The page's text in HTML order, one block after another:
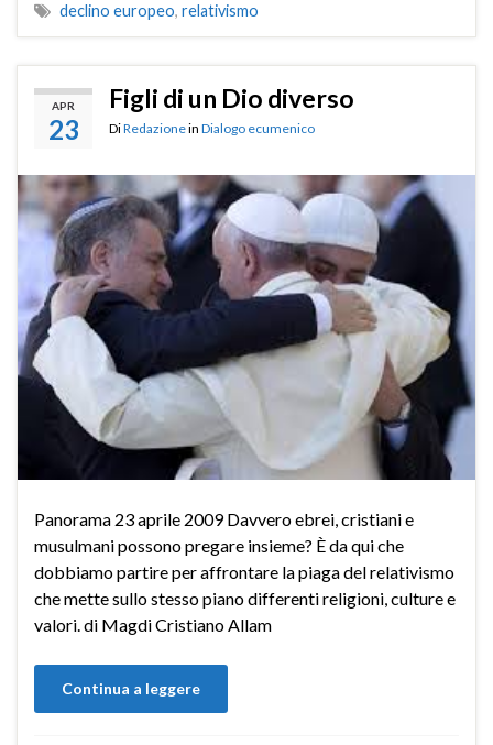
declino europeo, relativismo
APR
23
Figli di un Dio diverso
DiRedazionein Dialogo ecumenico
Panorama 23 aprile 2009 Davvero ebrei, cristiani e
musulmani possono pregare insieme? È da qui che
dobbiamo partire per affrontare la piaga del relativismo
che mette sullo stesso piano differenti religioni, culture e
valori. di Magdi Cristiano Allam
Continua a leggere